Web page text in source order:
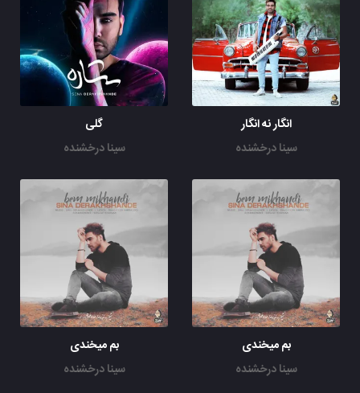
انگار نه انگار
سینا درخشنده
گلی
سینا درخشنده
بم میخندی
سینا درخشنده
بم میخندی
سینا درخشنده